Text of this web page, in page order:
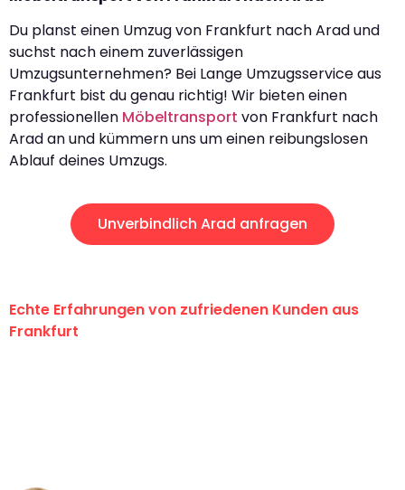
Du planst einen Umzug von Frankfurt nach Arad und
suchst nach einem zuverlässigen
Umzugsunternehmen? Bei Lange Umzugsservice aus
Frankfurt bist du genau richtig! Wir bieten einen
professionellen Möbeltransport von Frankfurt nach
Arad an und kümmern uns um einen reibungslosen
Ablauf deines Umzugs.
Unverbindlich Arad anfragen
Echte Erfahrungen von zufriedenen Kunden aus
Frankfurt